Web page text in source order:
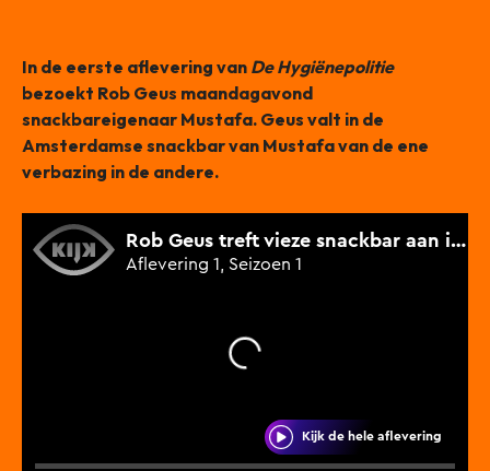
In de eerste aflevering van De Hygiënepolitie
bezoekt Rob Geus maandagavond
snackbareigenaar Mustafa. Geus valt in de
Amsterdamse snackbar van Mustafa van de ene
verbazing in de andere.